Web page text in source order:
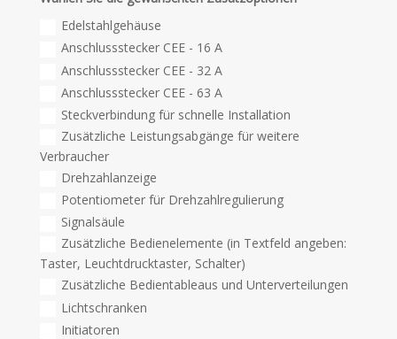
Edelstahlgehäuse
Anschlussstecker CEE - 16 A
Anschlussstecker CEE - 32 A
Anschlussstecker CEE - 63 A
Steckverbindung für schnelle Installation
Zusätzliche Leistungsabgänge für weitere
Verbraucher
Drehzahlanzeige
Potentiometer für Drehzahlregulierung
Signalsäule
Zusätzliche Bedienelemente (in Textfeld angeben:
Taster, Leuchtdrucktaster, Schalter)
Zusätzliche Bedientableaus und Unterverteilungen
Lichtschranken
Initiatoren